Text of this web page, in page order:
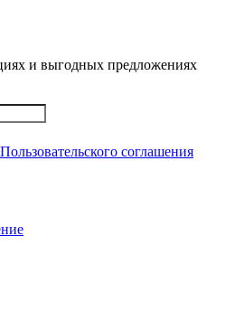
и выгодных предложениях
Пользовательского соглашения